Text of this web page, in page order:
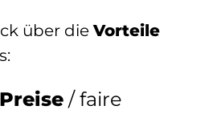
über dieVorteile
/ faire